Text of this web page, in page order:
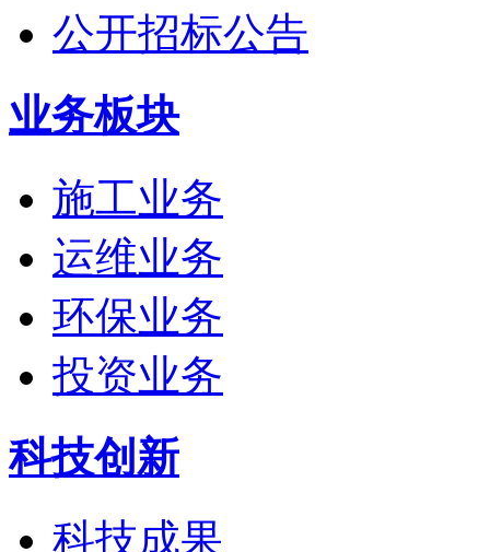
公开招标公告
业务板块
施工业务
运维业务
环保业务
投资业务
科技创新
科技成果